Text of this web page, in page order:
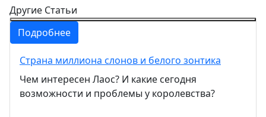
Другие Статьи
Подробнее
Страна миллиона слонов и белого зонтика
Чем интересен Лаос? И какие сегодня
возможности и проблемы у королевства?